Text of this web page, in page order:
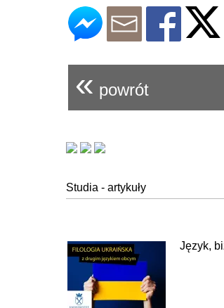
« powrót
Studia - artykuły
Język,